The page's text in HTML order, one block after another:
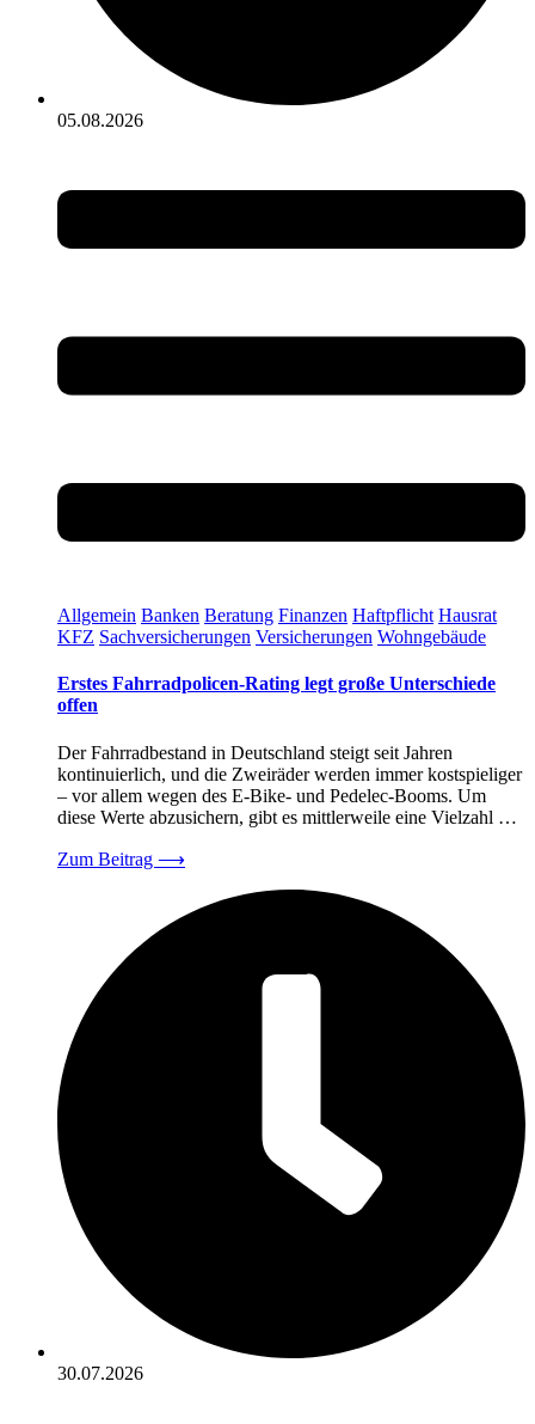
05.08.2026
Allgemein Banken Beratung Finanzen Haftpflicht Hausrat
KFZ Sachversicherungen Versicherungen Wohngebäude
Erstes Fahrradpolicen-Rating legt große Unterschiede
offen
Der Fahrradbestand in Deutschland steigt seit Jahren
kontinuierlich, und die Zweiräder werden immer kostspieliger
– vor allem wegen des E-Bike- und Pedelec-Booms. Um
diese Werte abzusichern, gibt es mittlerweile eine Vielzahl …
Zum Beitrag ⟶
30.07.2026